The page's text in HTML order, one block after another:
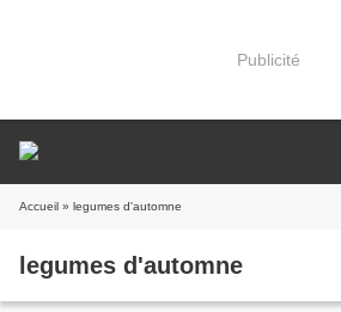
Publicité
Accueil » legumes d'automne
legumes d'automne